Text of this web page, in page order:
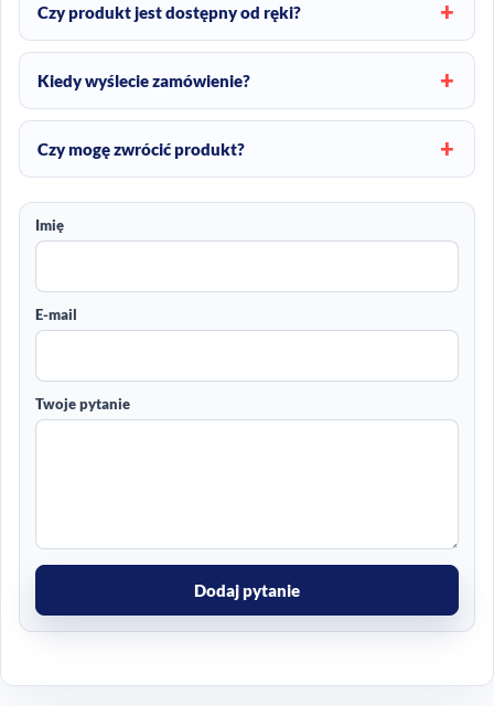
Czy produkt jest dostępny od ręki?
Kiedy wyślecie zamówienie?
Czy mogę zwrócić produkt?
Imię
E-mail
Twoje pytanie
Dodaj pytanie